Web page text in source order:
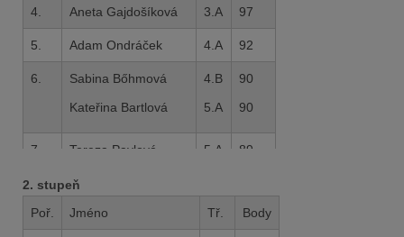
4. Aneta Gajdošíková 3.A 97
5. Adam Ondráček 4.A 92
6.
Sabina Bőhmová
Kateřina Bartlová
4.B
5.A
90
90
7.
Tereza Pavlová
Adéla Tomšů
5.A
89
8.
Jakub Bartáček
1.A
88
2. stupeň
Poř.
Jméno Tř. Body